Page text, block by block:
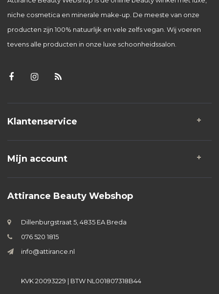
niche cosmetica en minerale make-up. De meeste van onze
producten zijn 100% natuurlijk en vele zelfs vegan. Wij voeren
tevens alle producten in onze luxe schoonheidssalon.
Klantenservice
Mijn account
Attirance Beauty Webshop
Dillenburgstraat 5, 4835 EA Breda
076 520 1815
info@attirance.nl
KVK 20093229 | BTW NL001807318B44